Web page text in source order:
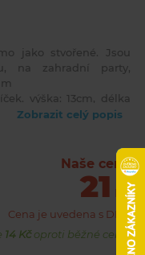
jako stvořené. Jsou
na zahradní party,
výška: 13cm, délka
Zobrazit celý popis
Naše cena
21 Kč
Cena je uvedena s DPH
14 Kčoproti běžné ceně.